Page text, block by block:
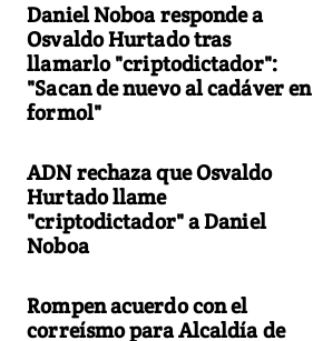
Daniel Noboa responde a
Osvaldo Hurtado tras
llamarlo "criptodictador":
"Sacan de nuevo al cadáver en
formol"
ADN rechaza que Osvaldo
Hurtado llame
"criptodictador" a Daniel
Noboa
Rompen acuerdo con el
correísmo para Alcaldía de